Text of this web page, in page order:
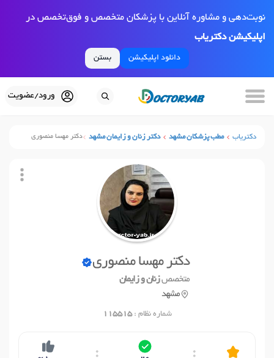
نوبت‌دهی و مشاوره آنلاین با پزشکان متخصص و فوق‌تخصص در
اپلیکیشن دکتریاب
دانلود اپلیکیشن بستن
ورود/عضویت
دکتریاب مطب پزشکان مشهد دکتر زنان و زایمان مشهد دکتر مهسا منصوری
دکتر مهسا منصوری
متخصصزنان و زایمان
مشهد
شماره نظام :115515